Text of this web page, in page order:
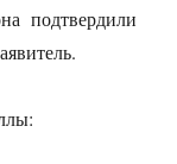
подтвердили